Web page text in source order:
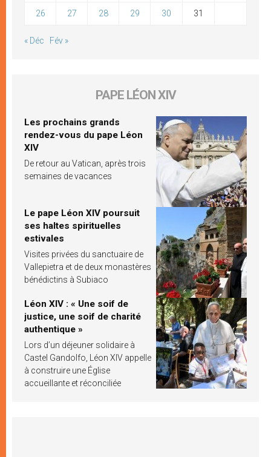
26 27 28 29 30 31
« Déc Fév »
PAPE LÉON XIV
Les prochains grands
rendez-vous du pape Léon
XIV
De retour au Vatican, après trois
semaines de vacances
Le pape Léon XIV poursuit
ses haltes spirituelles
estivales
Visites privées du sanctuaire de
Vallepietra et de deux monastères
bénédictins à Subiaco
Léon XIV : « Une soif de
justice, une soif de charité
authentique »
Lors d’un déjeuner solidaire à
Castel Gandolfo, Léon XIV appelle
à construire une Église
accueillante et réconciliée